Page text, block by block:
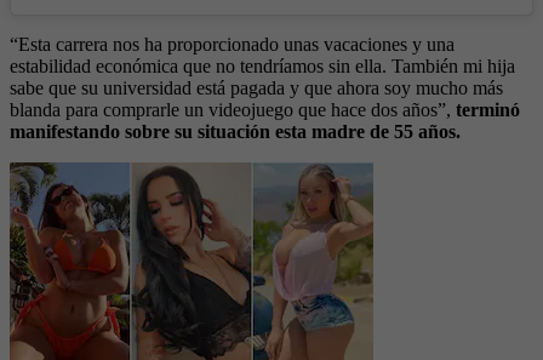
“Esta carrera nos ha proporcionado unas vacaciones y una
estabilidad económica que no tendríamos sin ella. También mi hija
sabe que su universidad está pagada y que ahora soy mucho más
blanda para comprarle un videojuego que hace dos años”, terminó
manifestando sobre su situación esta madre de 55 años.